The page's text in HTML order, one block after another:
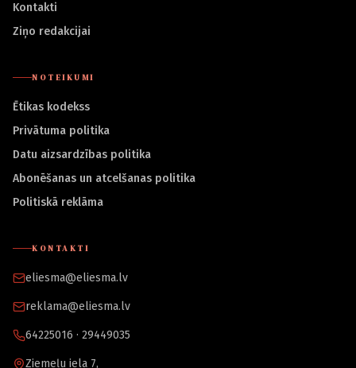
Kontakti
Ziņo redakcijai
NOTEIKUMI
Ētikas kodekss
Privātuma politika
Datu aizsardzības politika
Abonēšanas un atcelšanas politika
Politiskā reklāma
KONTAKTI
eliesma@eliesma.lv
reklama@eliesma.lv
64225016 · 29449035
Ziemeļu iela 7,